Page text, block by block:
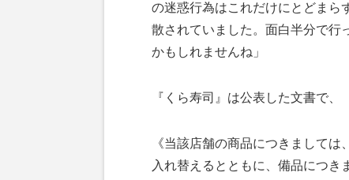
の迷惑行為はこれだけにとどまら
散されていました。面白半分で行
かもしれませんね」
『くら寿司』は公表した文書で、
《当該店舗の商品につきましては
入れ替えるとともに、備品につき